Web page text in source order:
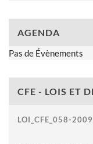
AGENDA
Pas de Évènements
CFE - LOIS ET
LOI_CFE_058-